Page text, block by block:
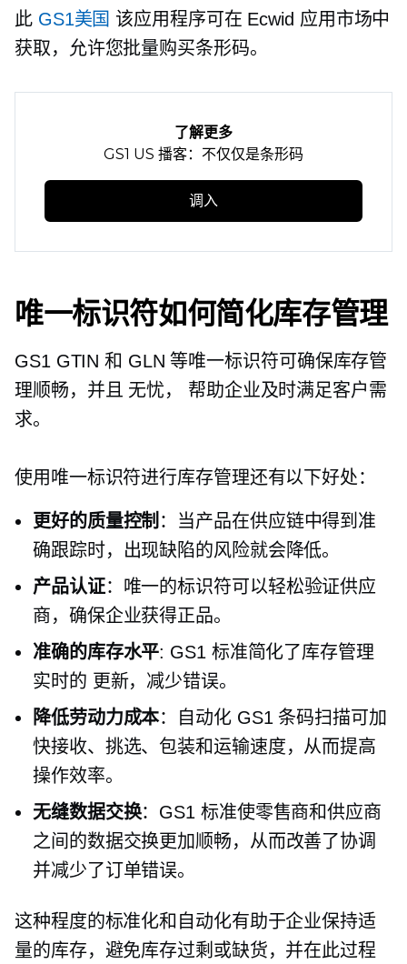
此 GS1美国 该应用程序可在 Ecwid 应用市场中
获取，允许您批量购买条形码。
了解更多
GS1 US 播客：不仅仅是条形码
调入
唯一标识符如何简化库存管理
GS1 GTIN 和 GLN 等唯一标识符可确保库存管
理顺畅，并且 无忧，
帮助企业及时满足客户需
求。
使用唯一标识符进行库存管理还有以下好处：
更好的质量控制 ：当产品在供应链中得到准
确跟踪时，出现缺陷的风险就会降低。
产品认证：唯一的标识符可以轻松验证供应
商，确保企业获得正品。
准确的库存水平: GS1 标准简化了库存管理
实时的 更新，减少错误。
降低劳动力成本：自动化 GS1 条码扫描可加
快接收、挑选、包装和运输速度，从而提高
操作效率。
无缝数据交换：GS1 标准使零售商和供应商
之间的数据交换更加顺畅，从而改善了协调
并减少了订单错误。
这种程度的标准化和自动化有助于企业保持适
量的库存，避免库存过剩或缺货，并在此过程